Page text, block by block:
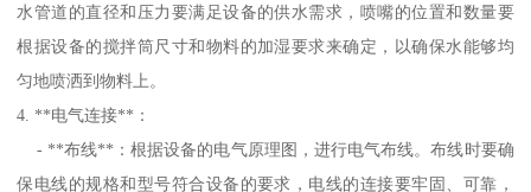
水管道的直径和压力要满足设备的供水需求，喷嘴的位置和数量要
根据设备的搅拌筒尺寸和物料的加湿要求来确定，以确保水能够均
匀地喷洒到物料上。
4. **电气连接**：
- **布线**：根据设备的电气原理图，进行电气布线。布线时要确
保电线的规格和型号符合设备的要求，电线的连接要牢固、可靠，